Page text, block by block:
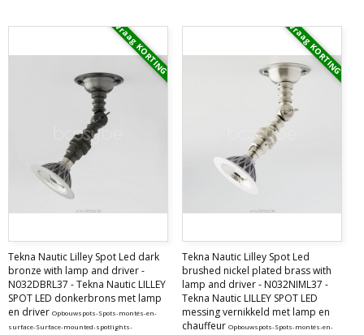
Vraag KORTING
Tekna Nautic Lilley Spot Led dark
bronze with lamp and driver -
N032DBRL37 - Tekna Nautic LILLEY
SPOT LED donkerbrons met lamp
en driver Opbouwspots-Spots-montés-en-
surface-Surface-mounted-spotlights-
Vraag KORTING
Tekna Nautic Lilley Spot Led
brushed nickel plated brass with
lamp and driver - N032NIML37 -
Tekna Nautic LILLEY SPOT LED
messing vernikkeld met lamp en
chauffeur Opbouwspots-Spots-montés-en-